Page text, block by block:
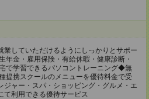
業していただけるようにしっかりとサポー
年⾦・雇⽤保険・有給休暇・健康診断・
で学習できるパソコントレーニング◆無
提携スクールのメニューを優待料⾦で受
ャー・スパ・ショッピング・グルメ・エ
て利⽤できる優待サービス